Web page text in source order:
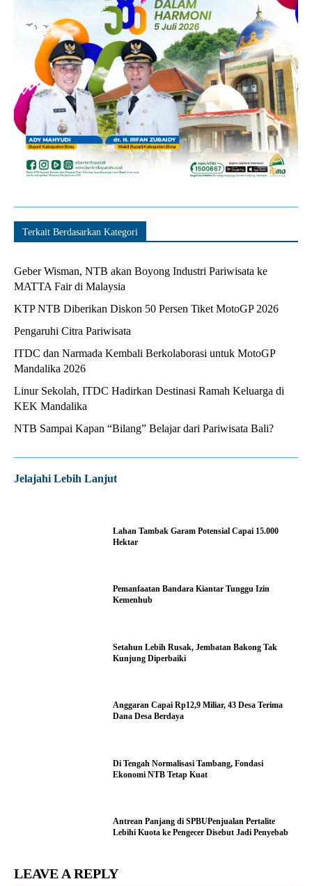
Terkait Berdasarkan Kategori
Geber Wisman, NTB akan Boyong Industri Pariwisata ke
MATTA Fair di Malaysia
KTP NTB Diberikan Diskon 50 Persen Tiket MotoGP 2026
Pengaruhi Citra Pariwisata
ITDC dan Narmada Kembali Berkolaborasi untuk MotoGP
Mandalika 2026
Linur Sekolah, ITDC Hadirkan Destinasi Ramah Keluarga di
KEK Mandalika
NTB Sampai Kapan “Bilang” Belajar dari Pariwisata Bali?
Jelajahi Lebih Lanjut
Lahan Tambak Garam Potensial Capai 15.000
Hektar
Pemanfaatan Bandara Kiantar Tunggu Izin
Kemenhub
Setahun Lebih Rusak, Jembatan Bakong Tak
Kunjung Diperbaiki
Anggaran Capai Rp12,9 Miliar, 43 Desa Terima
Dana Desa Berdaya
Di Tengah Normalisasi Tambang, Fondasi
Ekonomi NTB Tetap Kuat
Antrean Panjang di SPBUPenjualan Pertalite
Lebihi Kuota ke Pengecer Disebut Jadi Penyebab
LEAVE A REPLY